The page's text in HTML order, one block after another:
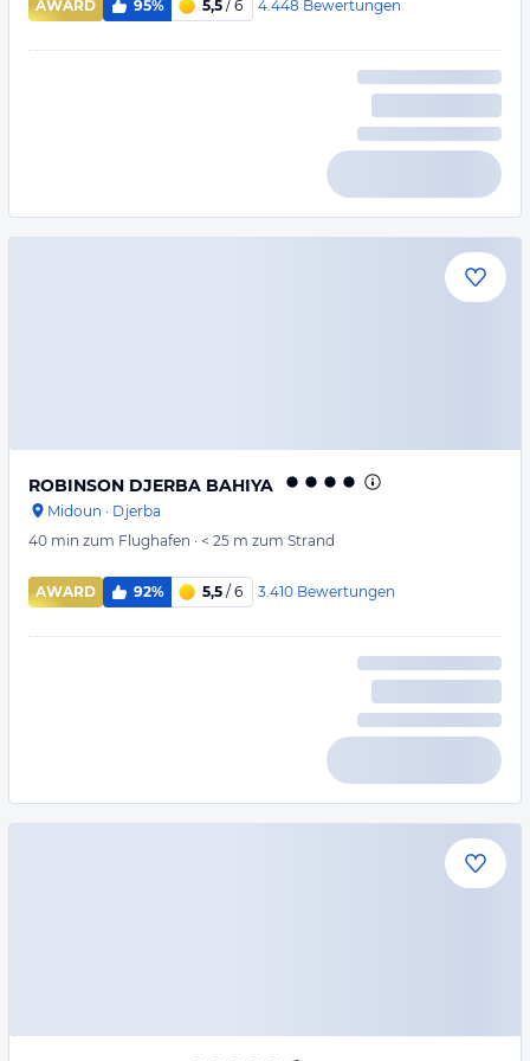
AWARD 95% 5,5 / 6 4.448 Bewertungen
ROBINSON DJERBA BAHIYA
Midoun · Djerba
40 min zum Flughafen · < 25 m zum Strand
AWARD 92% 5,5 / 6 3.410 Bewertungen